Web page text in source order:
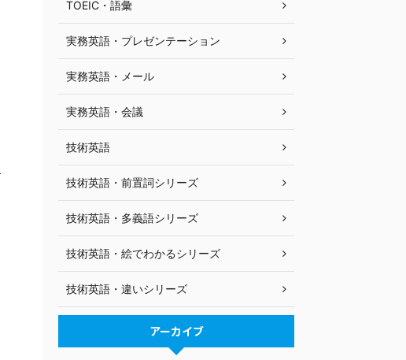
TOEIC・語彙
実務英語・プレゼンテーション
実務英語・メール
実務英語・会議
技術英語
技術英語・前置詞シリーズ
技術英語・多義語シリーズ
技術英語・絵でわかるシリーズ
技術英語・違いシリーズ
アーカイブ